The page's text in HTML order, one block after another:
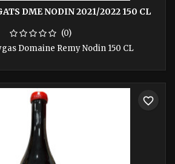
DME NODIN 2021/2022 150 CL
(0)
Domaine Remy Nodin 150 CL
favorite_border